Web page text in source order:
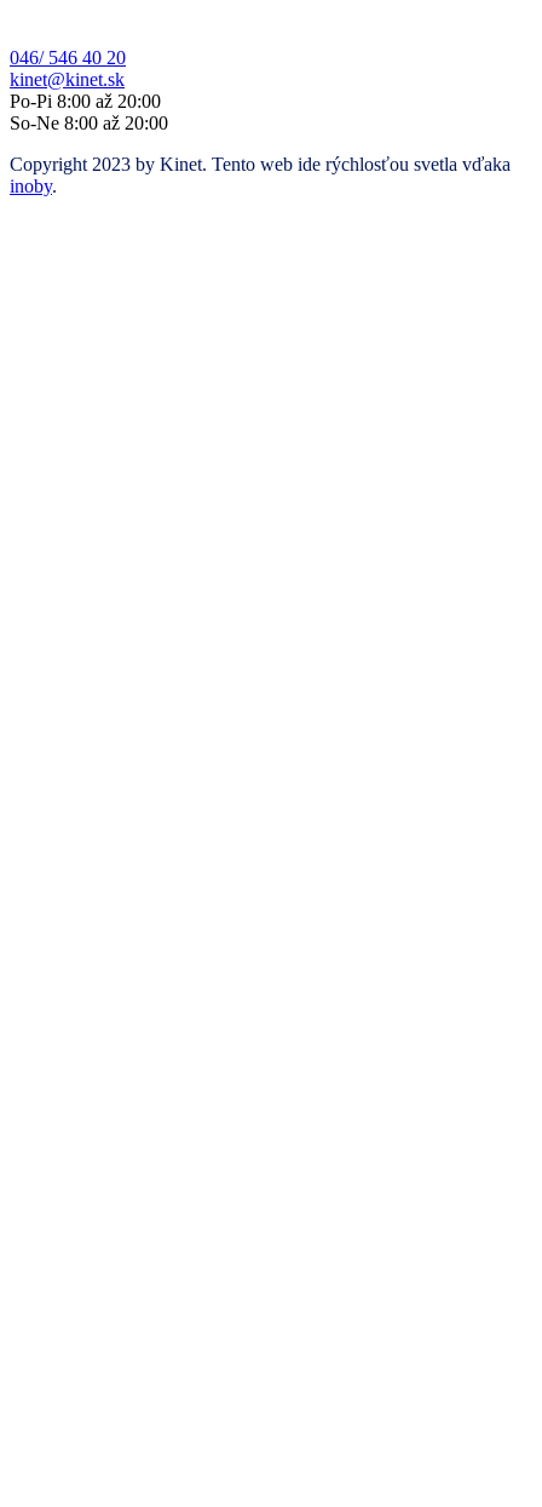
046/ 546 40 20
kinet@kinet.sk
Po-Pi 8:00 až 20:00
So-Ne 8:00 až 20:00
Copyright 2023 by Kinet. Tento web ide rýchlosťou svetla vďaka
inoby.